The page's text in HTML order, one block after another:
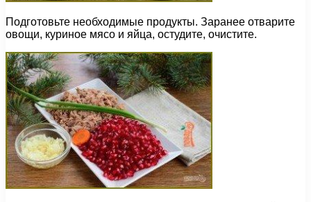
Подготовьте необходимые продукты. Заранее отварите
овощи, куриное мясо и яйца, остудите, очистите.